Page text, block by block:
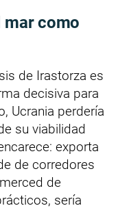
mar como
de Irastorza es
decisiva para
Ucrania perdería
su viabilidad
exporta
de corredores
de
sería